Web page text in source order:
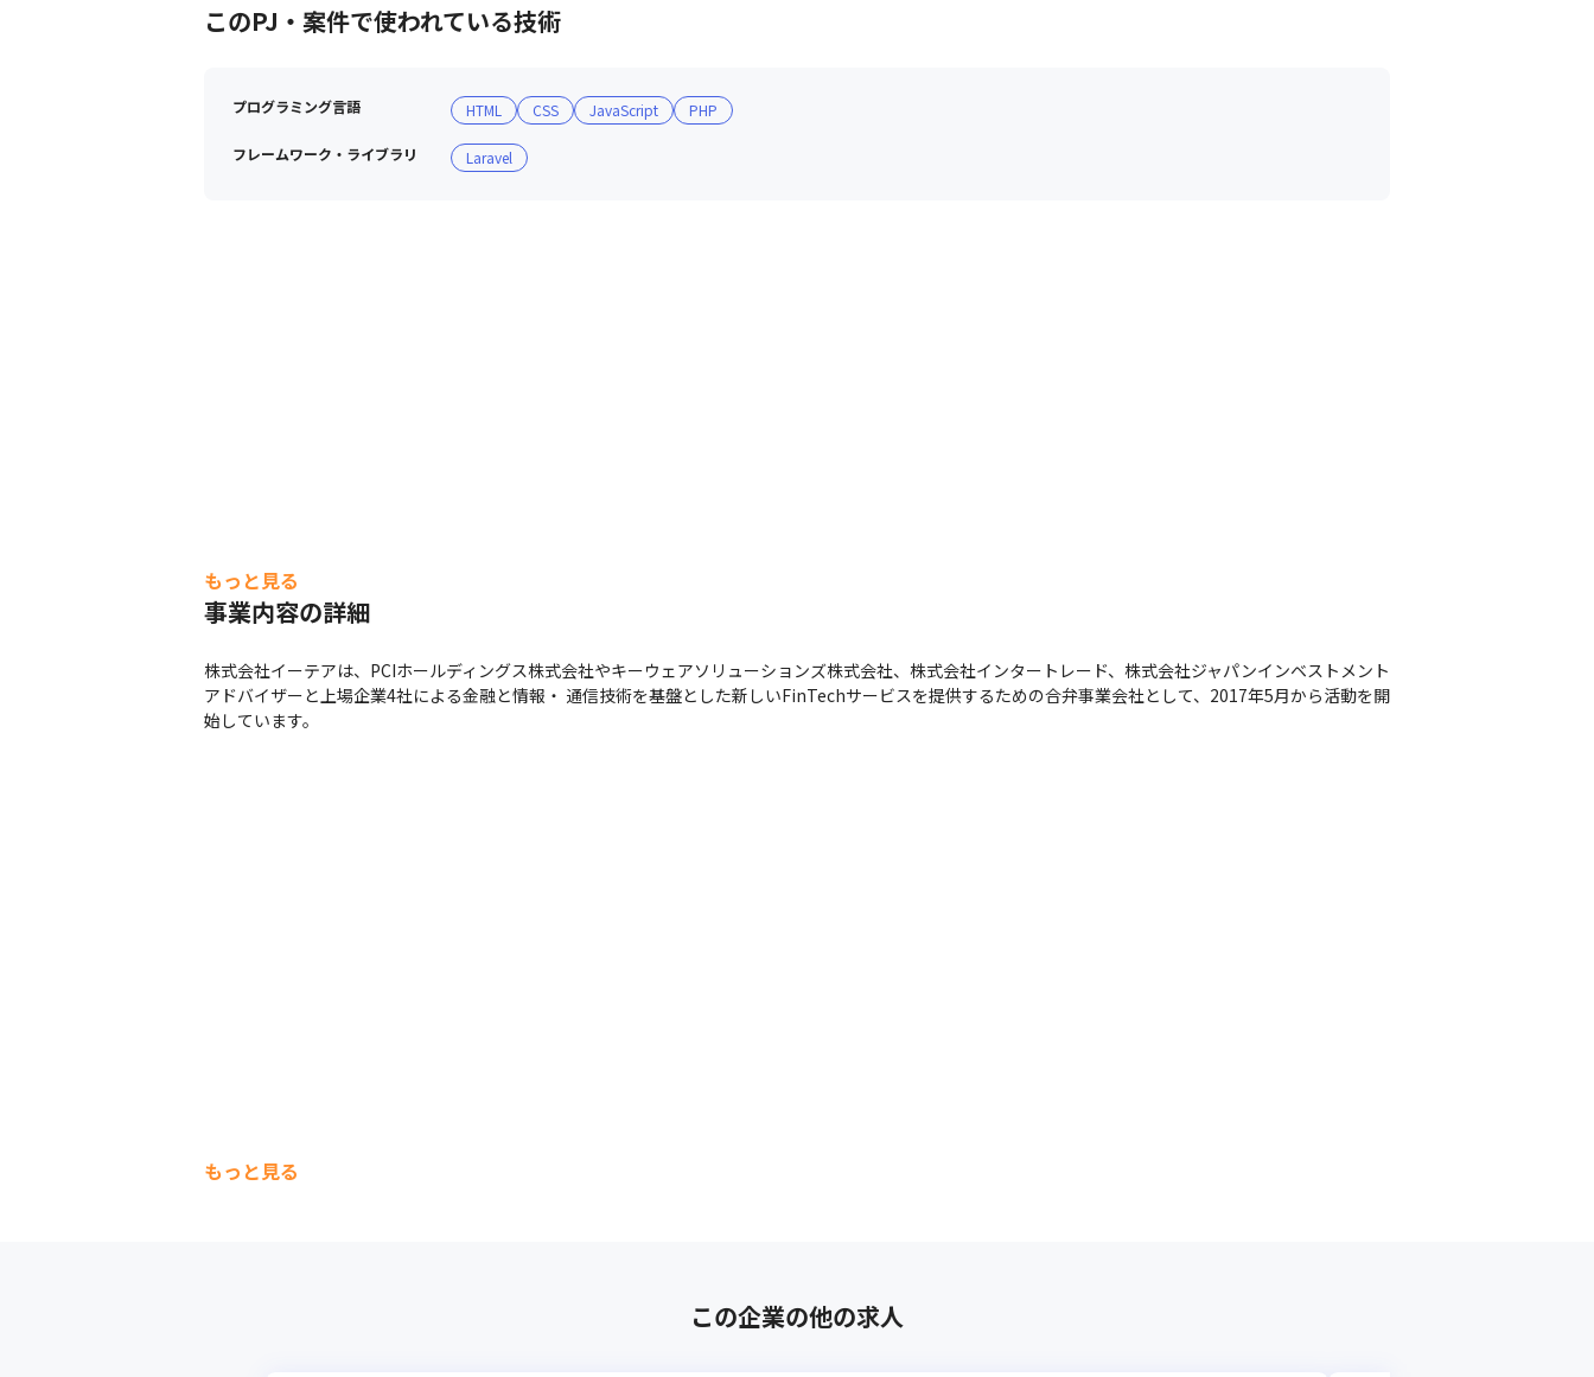
このPJ・案件で使われている技術
プログラミング言語 HTML CSS JavaScript PHP
フレームワーク・ライブラリ Laravel
もっと見る
事業内容の詳細
株式会社イーテアは、PCIホールディングス株式会社やキーウェアソリューションズ株式会社、株式会社インタートレード、株式会社ジャパンインベストメント
アドバイザーと上場企業4社による金融と情報・ 通信技術を基盤とした新しいFinTechサービスを提供するための合弁事業会社として、2017年5月から活動を開
始しています。
もっと見る
この企業の他の求人